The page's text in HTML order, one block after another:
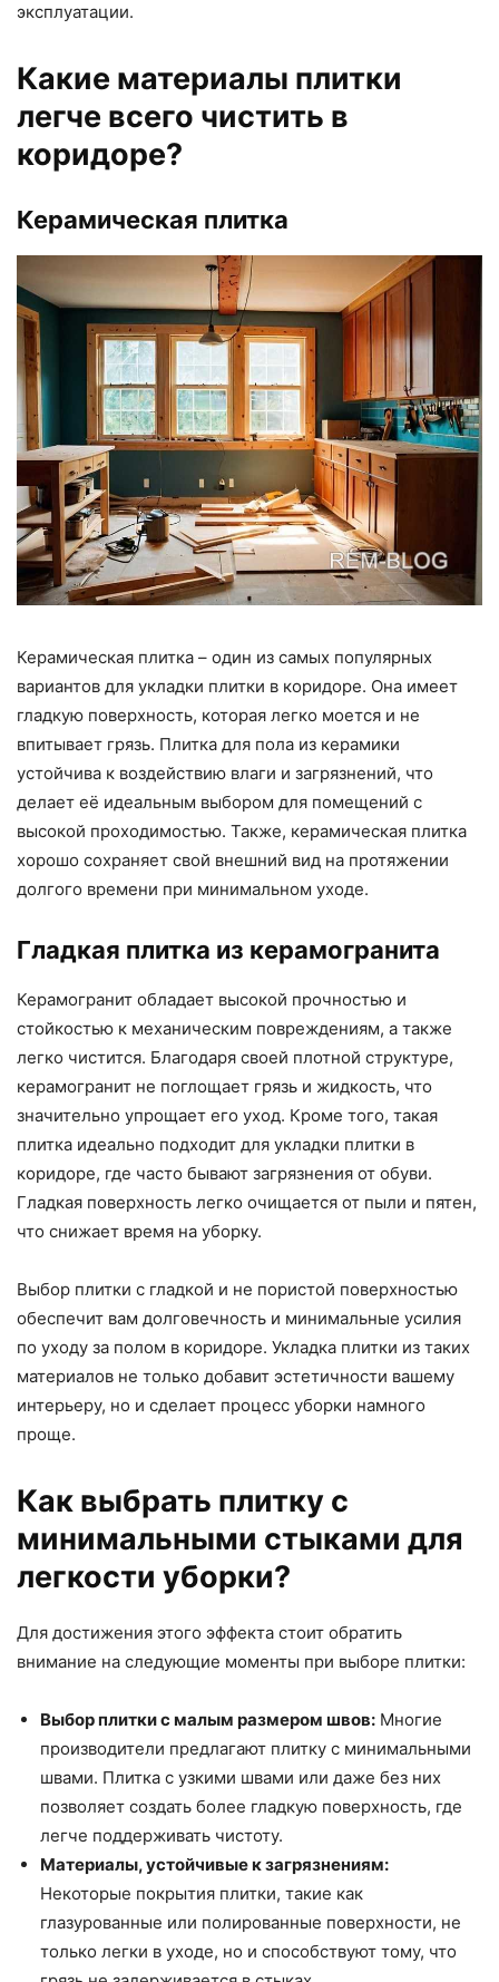
эксплуатации.
Какие материалы плитки
легче всего чистить в
коридоре?
Керамическая плитка
Керамическая плитка – один из самых популярных
вариантов для укладки плитки в коридоре. Она имеет
гладкую поверхность, которая легко моется и не
впитывает грязь. Плитка для пола из керамики
устойчива к воздействию влаги и загрязнений, что
делает её идеальным выбором для помещений с
высокой проходимостью. Также, керамическая плитка
хорошо сохраняет свой внешний вид на протяжении
долгого времени при минимальном уходе.
Гладкая плитка из керамогранита
Керамогранит обладает высокой прочностью и
стойкостью к механическим повреждениям, а также
легко чистится. Благодаря своей плотной структуре,
керамогранит не поглощает грязь и жидкость, что
значительно упрощает его уход. Кроме того, такая
плитка идеально подходит для укладки плитки в
коридоре, где часто бывают загрязнения от обуви.
Гладкая поверхность легко очищается от пыли и пятен,
что снижает время на уборку.
Выбор плитки с гладкой и не пористой поверхностью
обеспечит вам долговечность и минимальные усилия
по уходу за полом в коридоре. Укладка плитки из таких
материалов не только добавит эстетичности вашему
интерьеру, но и сделает процесс уборки намного
проще.
Как выбрать плитку с
минимальными стыками для
легкости уборки?
Для достижения этого эффекта стоит обратить
внимание на следующие моменты при выборе плитки:
Выбор плитки с малым размером швов: Многие
производители предлагают плитку с минимальными
швами. Плитка с узкими швами или даже без них
позволяет создать более гладкую поверхность, где
легче поддерживать чистоту.
Материалы, устойчивые к загрязнениям:
Некоторые покрытия плитки, такие как
глазурованные или полированные поверхности, не
только легки в уходе, но и способствуют тому, что